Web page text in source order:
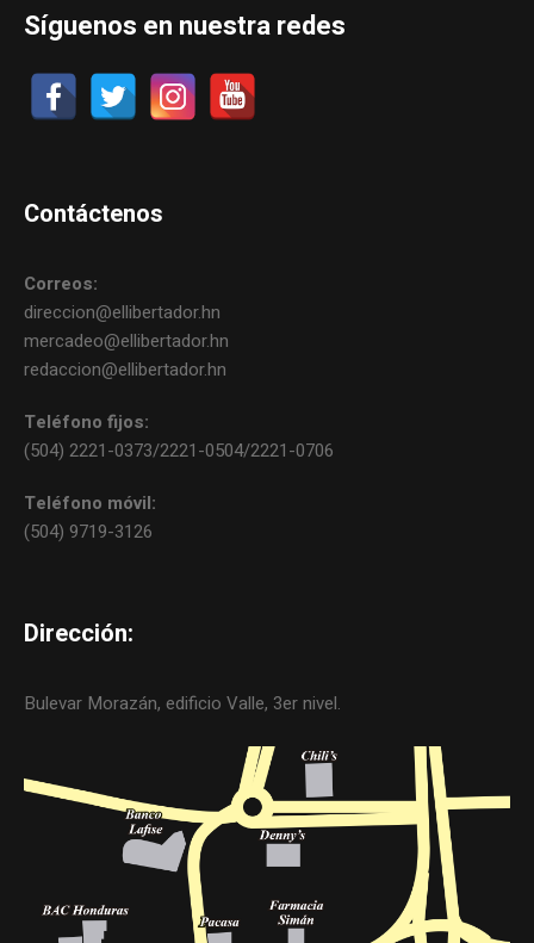
Síguenos en nuestra redes
Contáctenos
Correos:
direccion@ellibertador.hn
mercadeo@ellibertador.hn
redaccion@ellibertador.hn
Teléfono fijos:
(504) 2221-0373/2221-0504/2221-0706
Teléfono móvil:
(504) 9719-3126
Dirección:
Bulevar Morazán, edificio Valle, 3er nivel.